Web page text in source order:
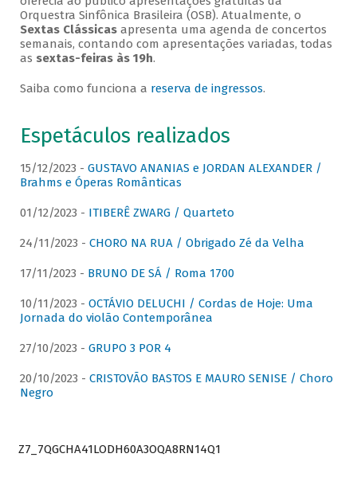
Orquestra Sinfônica Brasileira (OSB). Atualmente, o
Sextas Clássicasapresenta uma agenda de concertos
semanais, contando com apresentações variadas, todas
as sextas-feiras às 19h.
Saiba como funciona a reserva de ingressos.
Espetáculos realizados
15/12/2023 - GUSTAVO ANANIAS e JORDAN ALEXANDER /
Brahms e Óperas Românticas
01/12/2023 - ITIBERÊ ZWARG / Quarteto
24/11/2023 - CHORO NA RUA / Obrigado Zé da Velha
17/11/2023 - BRUNO DE SÁ / Roma 1700
10/11/2023 - OCTÁVIO DELUCHI / Cordas de Hoje: Uma
Jornada do violão Contemporânea
27/10/2023 - GRUPO 3 POR 4
20/10/2023 - CRISTOVÃO BASTOS E MAURO SENISE / Choro
Negro
Z7_7QGCHA41LODH60A3OQA8RN14Q1